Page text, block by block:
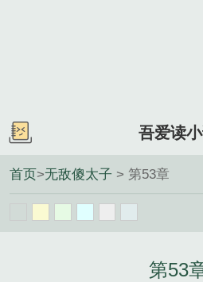
吾爱读
首页>无敌傻太子 > 第53章
第53